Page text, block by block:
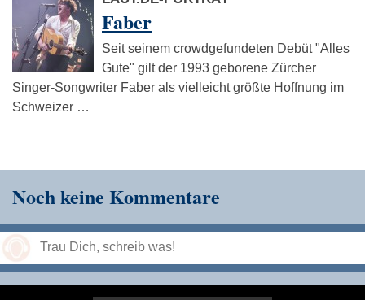
Faber
Seit seinem crowdgefundeten Debüt "Alles
Gute" gilt der 1993 geborene Zürcher
Singer-Songwriter Faber als vielleicht größte Hoffnung im
Schweizer …
Noch keine Kommentare